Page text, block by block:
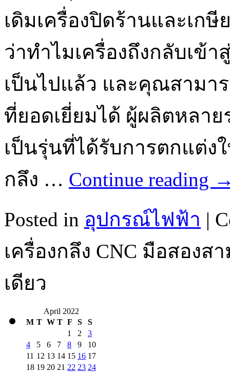
เดิมเครื่องปิดร้านและเก
ว่าทำไมเครื่องถึงกลับเข้
เป็นไปแล้ว และคุณสามา
ที่ยอดเยี่ยมได้ ผู้ผลิตหลาย
เป็นรุ่นที่ได้รับการตกแต่งใ
กลึง … Continue reading
Posted in อุปกรณ์ไฟฟ้า |
เครื่องกลึง CNC มือสองส
เดียว
April 2022
M T W T F S
S
1
2
3
4
5 6 7 8 9
10
11 12 13 14 15 16 17
18 19 20 21 22 23 24